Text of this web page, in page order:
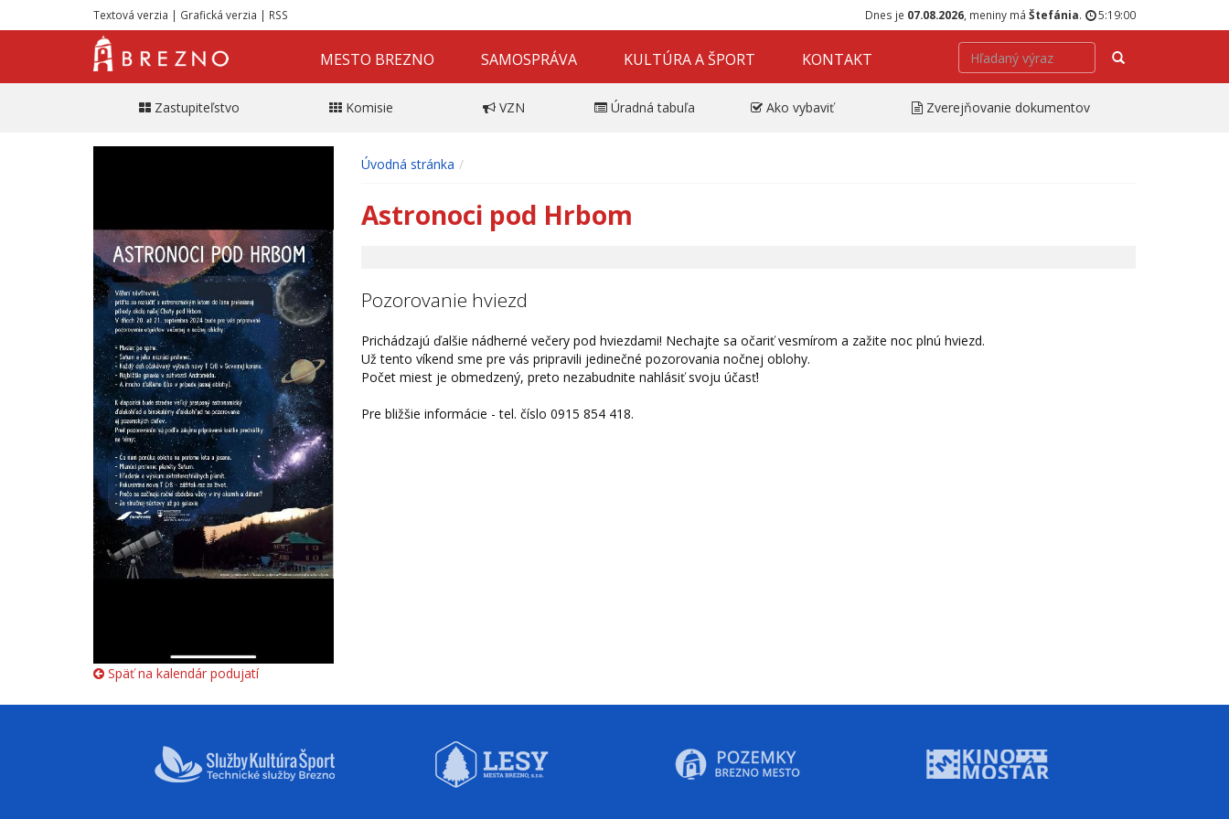
Textová verzia | Grafická verzia | RSS Dnes je 07.08.2026 , meniny má Štefánia. 5:19:00
MESTO BREZNO SAMOSPRÁVA KULTÚRA A ŠPORT KONTAKT Hľadať
Zastupiteľstvo Komisie VZN Úradná tabuľa Ako vybaviť Zverejňovanie dokumentov
Späť na kalendár podujatí
Úvodná stránka
Astronoci pod Hrbom
Pozorovanie hviezd
Prichádzajú ďalšie nádherné večery pod hviezdami! Nechajte sa očariť vesmírom a zažite noc plnú hviezd.
Už tento víkend sme pre vás pripravili jedinečné pozorovania nočnej oblohy.
Počet miest je obmedzený, preto nezabudnite nahlásiť svoju účasť!
Pre bližšie informácie - tel. číslo 0915 854 418.